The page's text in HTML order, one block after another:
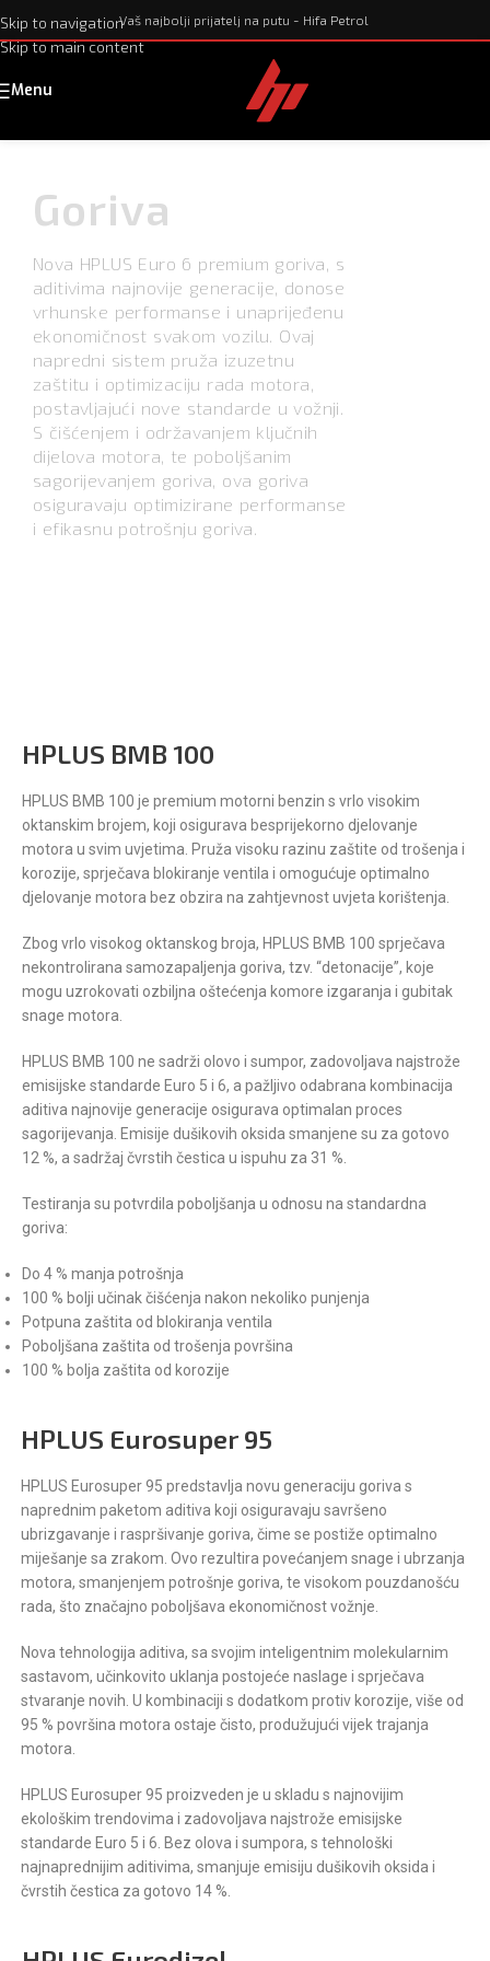
Skip to navigation
Skip to main content
Vaš najbolji prijatelj na putu - Hifa Petrol
Menu
Goriva
Nova HPLUS Euro 6 premium goriva, s
aditivima najnovije generacije, donose
vrhunske performanse i unaprijeđenu
ekonomičnost svakom vozilu. Ovaj
napredni sistem pruža izuzetnu
zaštitu i optimizaciju rada motora,
postavljajući nove standarde u vožnji.
S čišćenjem i održavanjem ključnih
dijelova motora, te poboljšanim
sagorijevanjem goriva, ova goriva
osiguravaju optimizirane performanse
i efikasnu potrošnju goriva.
HPLUS BMB 100
HPLUS BMB 100 je premium motorni benzin s vrlo visokim
oktanskim brojem, koji osigurava besprijekorno djelovanje
motora u svim uvjetima. Pruža visoku razinu zaštite od trošenja i
korozije, sprječava blokiranje ventila i omogućuje optimalno
djelovanje motora bez obzira na zahtjevnost uvjeta korištenja.
Zbog vrlo visokog oktanskog broja, HPLUS BMB 100 sprječava
nekontrolirana samozapaljenja goriva, tzv. “detonacije”, koje
mogu uzrokovati ozbiljna oštećenja komore izgaranja i gubitak
snage motora.
HPLUS BMB 100 ne sadrži olovo i sumpor, zadovoljava najstrože
emisijske standarde Euro 5 i 6, a pažljivo odabrana kombinacija
aditiva najnovije generacije osigurava optimalan proces
sagorijevanja. Emisije dušikovih oksida smanjene su za gotovo
12 %, a sadržaj čvrstih čestica u ispuhu za 31 %.
Testiranja su potvrdila poboljšanja u odnosu na standardna
goriva:
Do 4 % manja potrošnja
100 % bolji učinak čišćenja nakon nekoliko punjenja
Potpuna zaštita od blokiranja ventila
Poboljšana zaštita od trošenja površina
100 % bolja zaštita od korozije
HPLUS Eurosuper 95
HPLUS Eurosuper 95 predstavlja novu generaciju goriva s
naprednim paketom aditiva koji osiguravaju savršeno
ubrizgavanje i raspršivanje goriva, čime se postiže optimalno
miješanje sa zrakom. Ovo rezultira povećanjem snage i ubrzanja
motora, smanjenjem potrošnje goriva, te visokom pouzdanošću
rada, što značajno poboljšava ekonomičnost vožnje.
Nova tehnologija aditiva, sa svojim inteligentnim molekularnim
sastavom, učinkovito uklanja postojeće naslage i sprječava
stvaranje novih. U kombinaciji s dodatkom protiv korozije, više od
95 % površina motora ostaje čisto, produžujući vijek trajanja
motora.
HPLUS Eurosuper 95 proizveden je u skladu s najnovijim
ekološkim trendovima i zadovoljava najstrože emisijske
standarde Euro 5 i 6. Bez olova i sumpora, s tehnološki
najnaprednijim aditivima, smanjuje emisiju dušikovih oksida i
čvrstih čestica za gotovo 14 %.